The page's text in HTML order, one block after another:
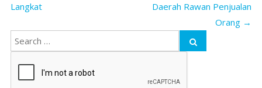
Langkat
Daerah Rawan Penjualan
Orang →